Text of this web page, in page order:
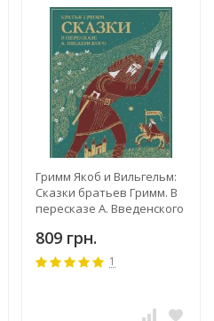
Гримм Якоб и Вильгельм:
Сказки братьев Гримм. В
пересказе А. Введенского
809 грн.
1